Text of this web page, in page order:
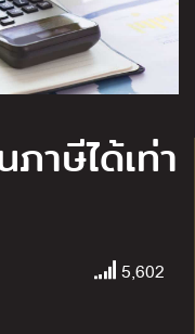
าษีได้เท่า
5,602